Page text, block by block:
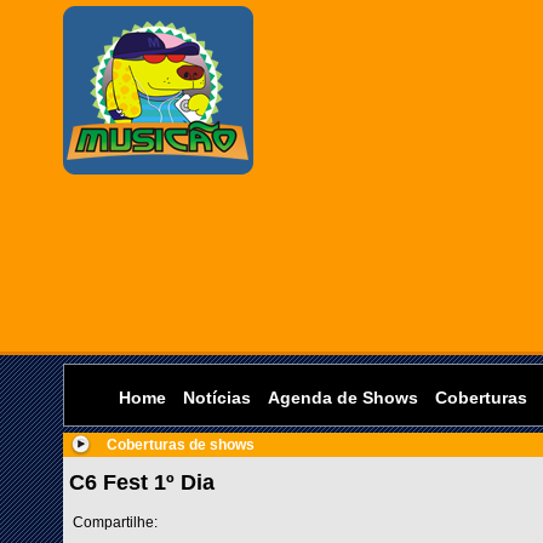
Home Notícias Agenda de Shows Coberturas
Coberturas de shows
C6 Fest 1º Dia
Compartilhe: